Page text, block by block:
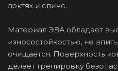
локтях и спине.
Материал ЭВА обладает
износостойкостью, не
очищается. Поверхность
делает тренировку